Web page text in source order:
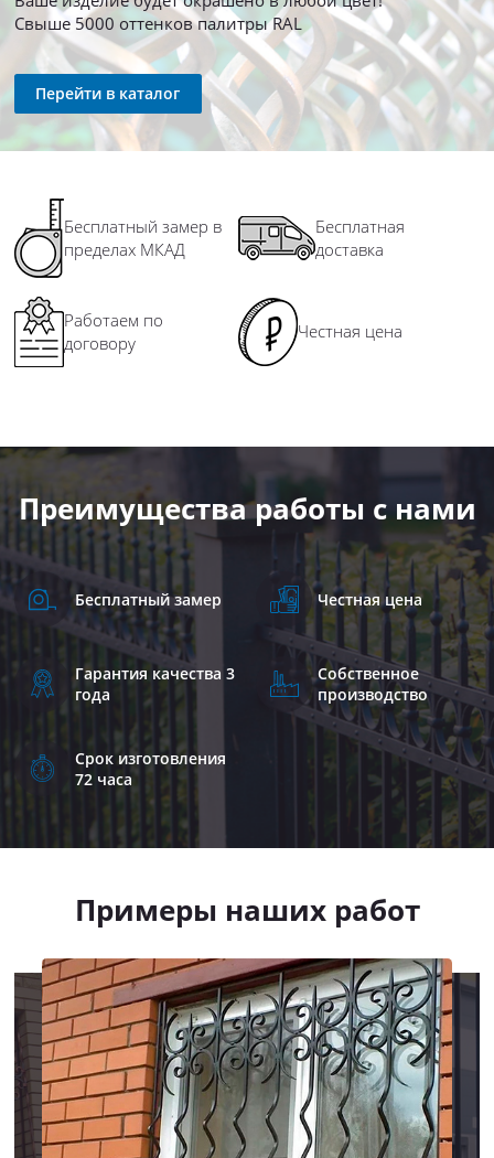
Свыше 5000 оттенков палитры RAL
Перейти в каталог
Бесплатный замер в
пределах МКАД
Бесплатная
доставка
Работаем по
договору
Честная цена
Преимущества работы с нами
Бесплатный замер Честная цена
Гарантия качества 3
года
Собственное
производство
Срок изготовления
72 часа
Примеры наших работ